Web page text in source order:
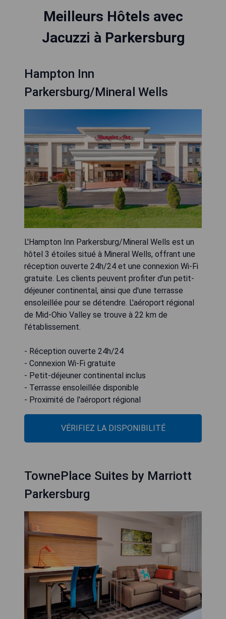
Meilleurs Hôtels avec
Jacuzzi à Parkersburg
Hampton Inn
Parkersburg/Mineral Wells
L'Hampton Inn Parkersburg/Mineral Wells est un
hôtel 3 étoiles situé à Mineral Wells, offrant une
réception ouverte 24h/24 et une connexion Wi-Fi
gratuite. Les clients peuvent profiter d'un petit-
déjeuner continental, ainsi que d'une terrasse
ensoleillée pour se détendre. L'aéroport régional
de Mid-Ohio Valley se trouve à 22 km de
l'établissement.
- Réception ouverte 24h/24
- Connexion Wi-Fi gratuite
- Petit-déjeuner continental inclus
- Terrasse ensoleillée disponible
- Proximité de l'aéroport régional
VÉRIFIEZ LA DISPONIBILITÉ
TownePlace Suites by Marriott
Parkersburg